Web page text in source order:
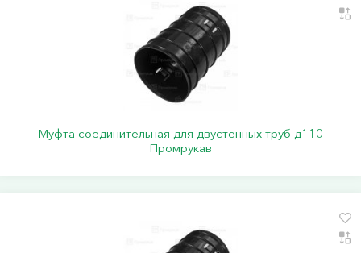
Муфта соединительная для двустенных труб д110
Промрукав